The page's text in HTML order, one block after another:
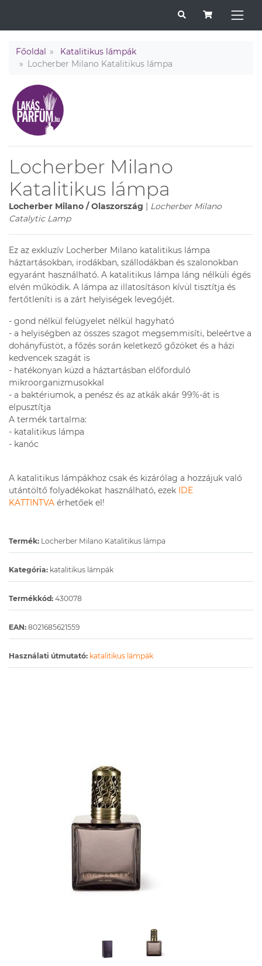
Főoldal
Katalitikus lámpák
Locherber Milano Katalitikus lámpa
Locherber Milano
Katalitikus lámpa
Locherber Milano / Olaszország | Locherber Milano
Catalytic Lamp
Ez az exkluzív Locherber Milano katalitikus lámpa
háztartásokban, irodákban, szállodákban és szalonokban
egyaránt használható. A katalitikus lámpa láng nélküli égés
elvén működik. A lámpa az illatosításon kívül tisztítja és
fertőtleníti is a zárt helyiségek levegőjét.
- gond nélkül felügyelet nélkül hagyható
- a helyiségben az összes szagot megsemmisíti, beleértve a
dohányfüstöt, a főzés során keletkező gőzöket és a házi
kedvencek szagát is
- hatékonyan küzd a háztartásban előforduló
mikroorganizmusokkal
- a baktériumok, a penész és az atkák akár 99%-át is
elpusztítja
A termék tartalma:
- katalitikus lámpa
- kanóc
A katalitikus lámpákhoz csak és kizárólag a hozzájuk való
utántöltő folyadékokat használható, ezek IDE
KATTINTVA érhetőek el!
Termék: Locherber Milano Katalitikus lámpa
Kategória: katalitikus lámpák
Termékkód: 430078
EAN: 8021685621559
Használati útmutató: katalitikus lámpák